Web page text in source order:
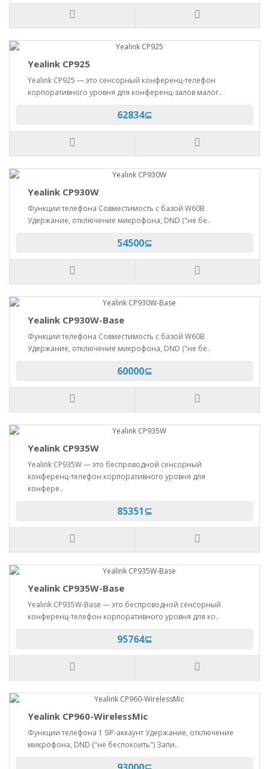
Yealink CP925
Yealink CP925 — это сенсорный конференц-телефон
корпоративного уровня для конференц-залов малог..
62834⊆
Yealink CP930W
Функции телефона Совместимость с базой W60B
Удержание, отключение микрофона, DND ("не бе..
54500⊆
Yealink CP930W-Base
Функции телефона Совместимость с базой W60B
Удержание, отключение микрофона, DND ("не бе..
60000⊆
Yealink CP935W
Yealink CP935W — это беспроводной сенсорный
конференц-телефон корпоративного уровня для
конфере..
85351⊆
Yealink CP935W-Base
Yealink CP935W-Base — это беспроводной сенсорный
конференц-телефон корпоративного уровня для ко..
95764⊆
Yealink CP960-WirelessMic
Функции телефона 1 SIP-аккаунт Удержание, отключение
микрофона, DND ("не беспокоить") Запи..